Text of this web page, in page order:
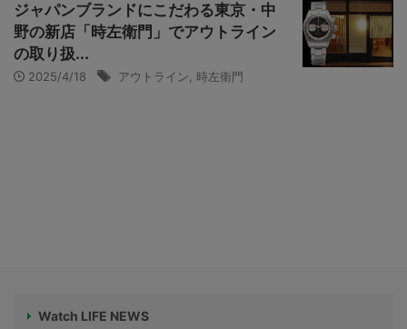
ジャパンブランドにこだわる東京・中
野の新店「時左衛門」でアウトライン
の取り扱...
2025/4/18 アウトライン 時左衛門
Watch LIFE NEWS